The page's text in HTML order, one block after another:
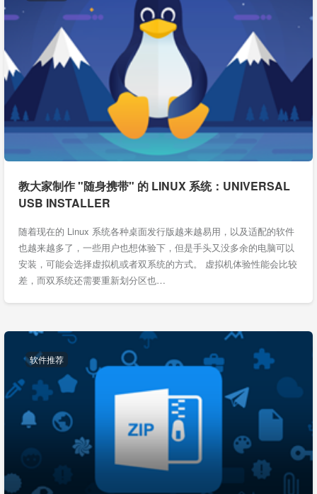
教大家制作 "随身携带" 的 LINUX 系统：UNIVERSAL
USB INSTALLER
随着现在的 Linux 系统各种桌面发行版越来越易用，以及适配的软件
也越来越多了，一些用户也想体验下，但是手头又没多余的电脑可以
安装，可能会选择虚拟机或者双系统的方式。 虚拟机体验性能会比较
差，而双系统还需要重新划分区也…
软件推荐